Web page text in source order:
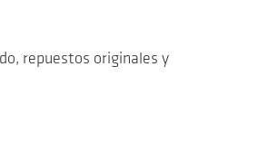
repuestos originales y